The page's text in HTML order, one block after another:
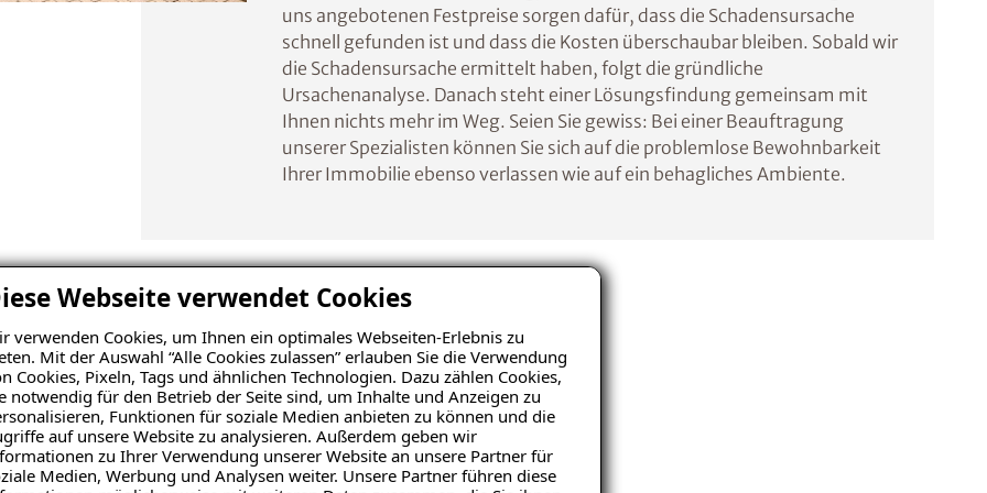
Webseite verwendet Cookies
verwenden Cookies, um Ihnen ein optimales Webseiten-Erlebnis zu
Mit der Auswahl “Alle Cookies zulassen” erlauben Sie die Verwendung
Cookies, Pixeln, Tags und ähnlichen Technologien. Dazu zählen Cookies,
notwendig für den Betrieb der Seite sind, um Inhalte und Anzeigen zu
Funktionen für soziale Medien anbieten zu können und die
auf unsere Website zu analysieren. Außerdem geben wir
zu Ihrer Verwendung unserer Website an unsere Partner für
Medien, Werbung und Analysen weiter. Unsere Partner führen diese
uns angebotenen Festpreise sorgen dafür, dass die Schadensursache
schnell gefunden ist und dass die Kosten überschaubar bleiben. Sobald wir
die Schadensursache ermittelt haben, folgt die gründliche
Ursachenanalyse. Danach steht einer Lösungsfindung gemeinsam mit
Ihnen nichts mehr im Weg. Seien Sie gewiss: Bei einer Beauftragung
unserer Spezialisten können Sie sich auf die problemlose Bewohnbarkeit
Ihrer Immobilie ebenso verlassen wie auf ein behagliches Ambiente.
Ihr Problem. Wir
Ihnen erfolgreiche
Lösungen.